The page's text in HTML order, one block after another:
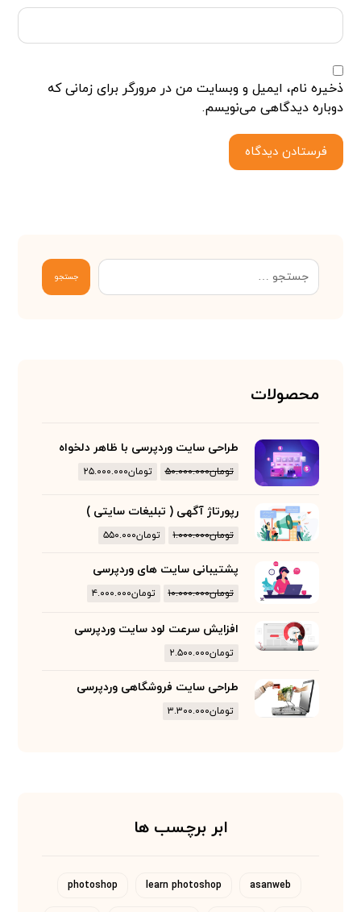
ذخیره نام، ایمیل و وبسایت من در مرورگر برای زمانی که
دوباره دیدگاهی می‌نویسم.
فرستادن دیدگاه
جستجو
محصولات
طراحی سایت وردپرسی با ظاهر دلخواه
تومان۵۰.۰۰۰.۰۰۰ تومان۲۵.۰۰۰.۰۰۰
رپورتاژ آگهی ( تبلیغات سایتی )
تومان۱.۰۰۰.۰۰۰ تومان۵۵۰.۰۰۰
پشتیبانی سایت های وردپرسی
تومان۱۰.۰۰۰.۰۰۰ تومان۴.۰۰۰.۰۰۰
افزایش سرعت لود سایت وردپرسی
تومان۲.۵۰۰.۰۰۰
طراحی سایت فروشگاهی وردپرسی
تومان۳.۳۰۰.۰۰۰
ابر برچسب ها
asanweb
learn photoshop
photoshop